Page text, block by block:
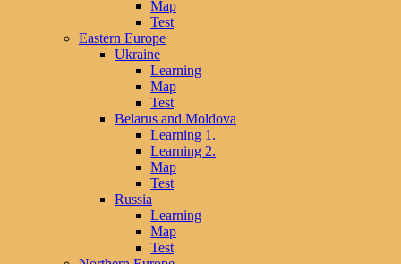
Map
Test
Eastern Europe
Ukraine
Learning
Map
Test
Belarus and Moldova
Learning 1.
Learning 2.
Map
Test
Russia
Learning
Map
Test